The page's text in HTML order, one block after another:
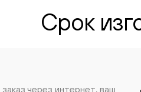
Срок
через интернет, ваш